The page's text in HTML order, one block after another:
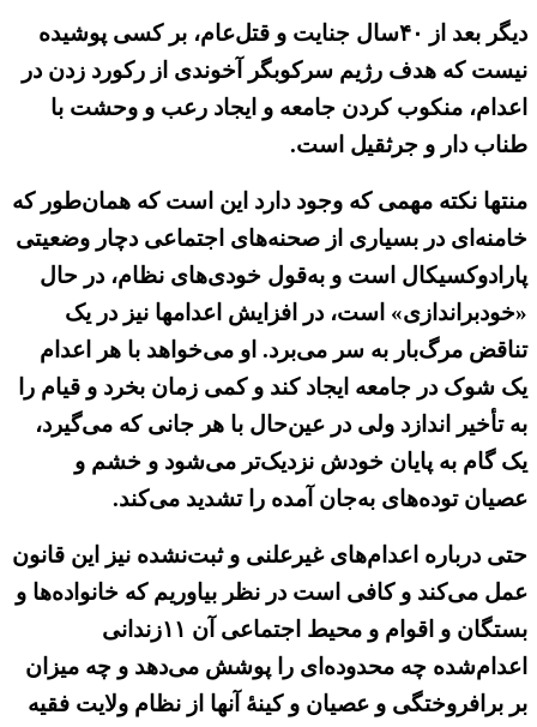
دیگر بعد از ۴۰سال جنایت و قتل‌عام، بر کسی پوشیده
نیست که هدف رژیم سرکوبگر آخوندی از رکورد زدن در
اعدام، منکوب کردن جامعه و ایجاد رعب و وحشت با
طناب دار و جرثقیل است.
منتها نکته مهمی که وجود دارد این است که همان‌طور که
خامنه‌ای در بسیاری از صحنه‌های اجتماعی دچار وضعیتی
پارادوکسیکال است و به‌قول خودی‌های نظام، در حال
«خودبراندازی» است، در افزایش اعدامها نیز در یک
تناقض مرگ‌بار به سر می‌برد. او می‌خواهد با هر اعدام
یک شوک در جامعه ایجاد کند و کمی زمان بخرد و قیام را
به تأخیر اندازد ولی در عین‌حال با هر جانی که می‌گیرد،
یک گام به پایان خودش نزدیک‌تر می‌شود و خشم و
عصیان توده‌های به‌جان آمده را تشدید می‌کند.
حتی درباره اعدام‌های غیرعلنی و ثبت‌نشده نیز این قانون
عمل می‌کند و کافی است در نظر بیاوریم که خانواده‌ها و
بستگان و اقوام و محیط اجتماعی آن ۱۱زندانی
اعدام‌شده چه محدوده‌ای را پوشش می‌دهد و چه میزان
بر برافروختگی و عصیان و کینه‌ٔ آنها از نظام ولایت فقیه